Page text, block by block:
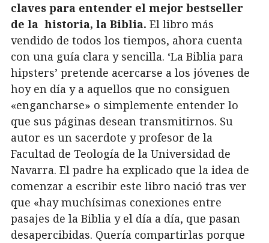
claves para entender el mejor bestseller
de la historia, la Biblia. El libro más
vendido de todos los tiempos, ahora cuenta
con una guía clara y sencilla. ‘La Biblia para
hipsters’ pretende acercarse a los jóvenes de
hoy en día y a aquellos que no consiguen
«engancharse» o simplemente entender lo
que sus páginas desean transmitirnos. Su
autor es un sacerdote y profesor de la
Facultad de Teología de la Universidad de
Navarra. El padre ha explicado que la idea de
comenzar a escribir este libro nació tras ver
que «hay muchísimas conexiones entre
pasajes de la Biblia y el día a día, que pasan
desapercibidas. Quería compartirlas porque